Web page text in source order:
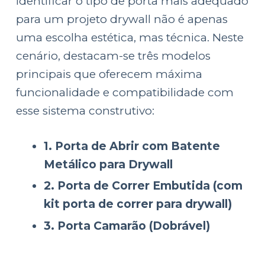
para um projeto drywall não é apenas
uma escolha estética, mas técnica. Neste
cenário, destacam-se três modelos
principais que oferecem máxima
funcionalidade e compatibilidade com
esse sistema construtivo:
1. Porta de Abrir com Batente
Metálico para Drywall
2. Porta de Correr Embutida (com
kit porta de correr para drywall)
3. Porta Camarão (Dobrável)